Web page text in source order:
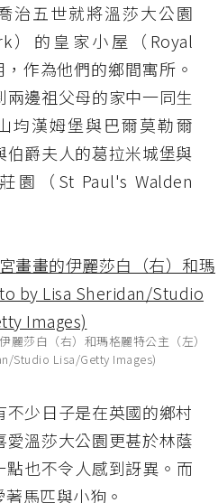
治五世就將溫莎大公園
）的皇家小屋（Royal
作為他們的鄉間寓所。
邊祖父母的家中一同生
均漢姆堡與巴爾莫勒爾
爵夫人的葛拉米城堡與
園（St Paul's Walden
麗莎白（右）和瑪格麗特公主（左）
Studio Lisa/Getty Images)
少日子是在英國的鄉村
溫莎大公園更甚於林蔭
也不令人感到訝異。而
馬匹與小狗。